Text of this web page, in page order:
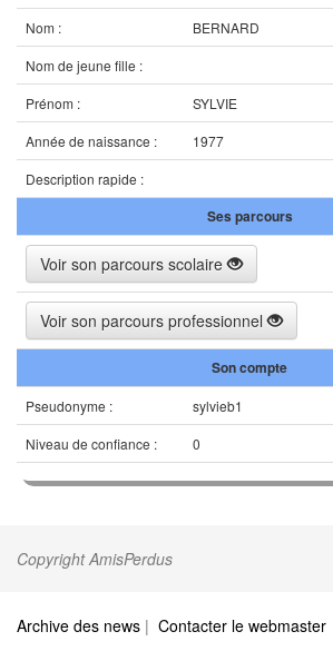
Nom :
BERNARD
Nom de jeune fille :
Prénom :
SYLVIE
Année de naissance :
1977
Description rapide :
Ses parcours
Voir son parcours scolaire
Voir son parcours professionnel
Son compte
Pseudonyme :
sylvieb1
Niveau de confiance :
0
Copyright AmisPerdus
Archive des news | Contacter le webmaster